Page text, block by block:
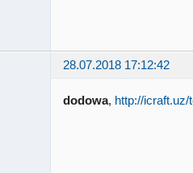
28.07.2018 17:12:42
dodowa, http://icraft.uz/